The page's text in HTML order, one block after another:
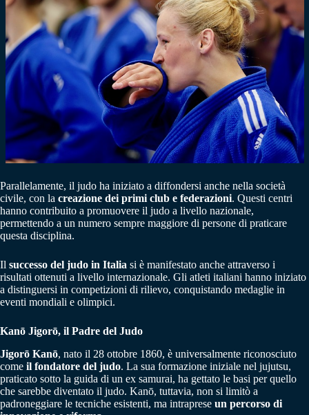
Parallelamente, il judo ha iniziato a diffondersi anche nella società
civile, con la creazione dei primi club e federazioni. Questi centri
hanno contribuito a promuovere il judo a livello nazionale,
permettendo a un numero sempre maggiore di persone di praticare
questa disciplina.
Il successo del judo in Italia si è manifestato anche attraverso i
risultati ottenuti a livello internazionale. Gli atleti italiani hanno iniziato
a distinguersi in competizioni di rilievo, conquistando medaglie in
eventi mondiali e olimpici.
Kanō Jigorō, il Padre del Judo
Jigorō Kanō, nato il 28 ottobre 1860, è universalmente riconosciuto
come il fondatore del judo. La sua formazione iniziale nel jujutsu,
praticato sotto la guida di un ex samurai, ha gettato le basi per quello
che sarebbe diventato il judo. Kanō, tuttavia, non si limitò a
padroneggiare le tecniche esistenti, ma intraprese un percorso di